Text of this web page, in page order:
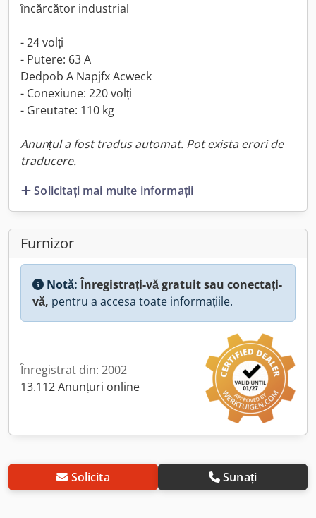
încărcător industrial
- 24 volți
- Putere: 63 A
Dedpob A Napjfx Acweck
- Conexiune: 220 volți
- Greutate: 110 kg
Anunțul a fost tradus automat. Pot exista erori de
traducere.
Solicitați mai multe informații
Furnizor
Notă:Înregistrați-vă gratuit sau conectați-
vă, pentru a accesa toate informațiile.
Înregistrat din: 2002
13.112 Anunțuri online
Solicita Sunați